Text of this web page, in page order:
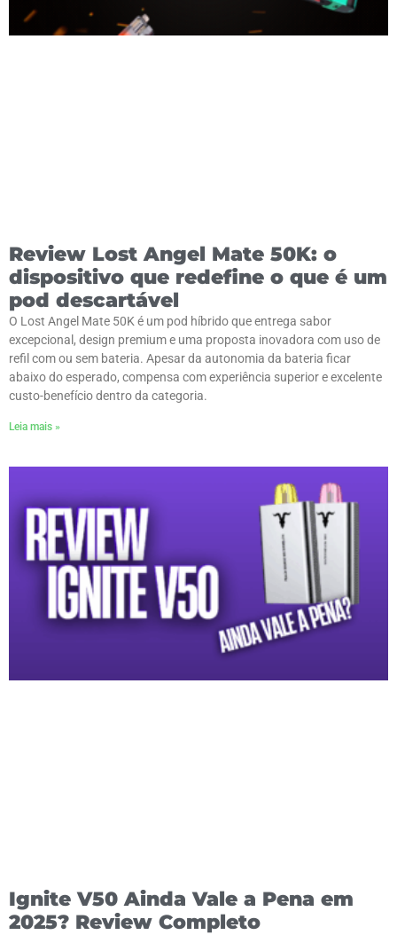
Review Lost Angel Mate 50K: o
dispositivo que redefine o que é um
pod descartável
O Lost Angel Mate 50K é um pod híbrido que entrega sabor
excepcional, design premium e uma proposta inovadora com uso de
refil com ou sem bateria. Apesar da autonomia da bateria ficar
abaixo do esperado, compensa com experiência superior e excelente
custo-benefício dentro da categoria.
Leia mais »
Ignite V50 Ainda Vale a Pena em
2025? Review Completo